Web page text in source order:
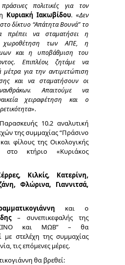
πολιτικές για τον
Κυριακή Ιακωβίδου. «Δεν
δίκτυο “Απάτητα Βουνά” το
πρέπει να σταματήσει η
χωροθέτηση των ΑΠΕ, η
και η υποβάθμιση του
Επιπλέον, ζητάμε να
μέτρα για την αντιμετώπιση
και να σταματήσουν οι
Απαιτούμε να
χειραφέτηση και ο
».
10.2 αναλυτική
της συμμαχίας “Πράσινο
φίλους της Οικολογικής
στο κτήριο «Κυριάκος
Κιλκίς, Κατερίνη,
Φλώρινα, Γιαννιτσά,
και ο
– συνεπικεφαλής της
και ΜΩΒ” – θα
με στελέχη της συμμαχίας
τις επόμενες μέρες.
θα βρεθεί: